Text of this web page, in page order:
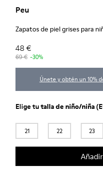
Peu
Zapatos de piel grises para
48 €
69 € -30%
Únete y obtén un 10%
Elige tutalla de niño/niña
21 22 23